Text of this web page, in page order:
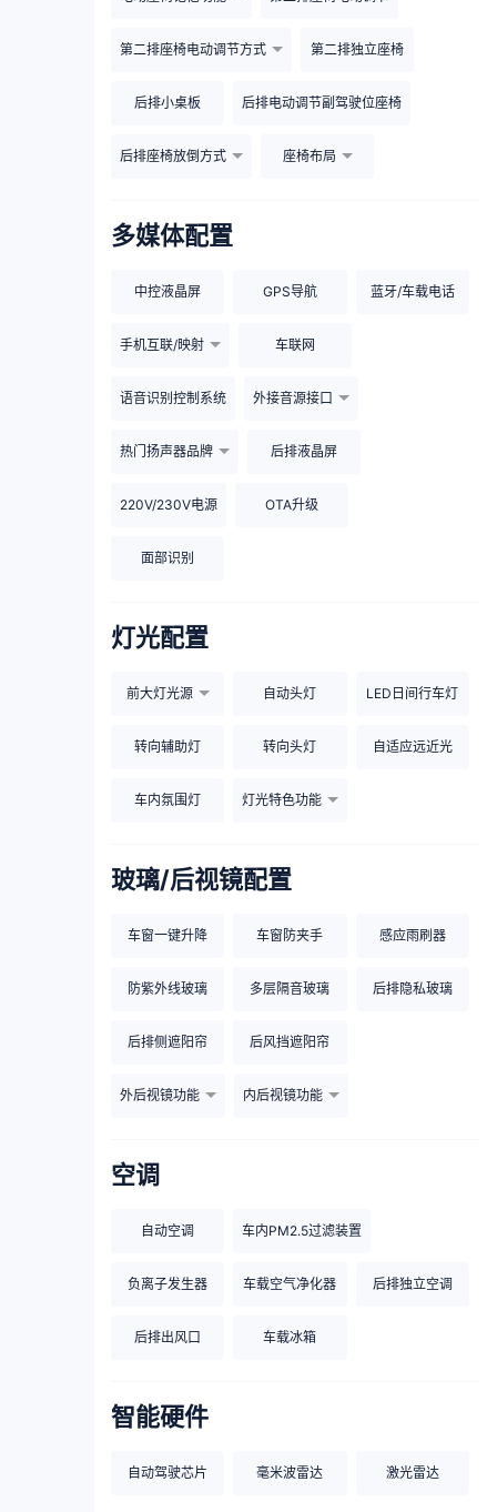
第二排座椅电动调节方式 第二排独立座椅
后排小桌板 后排电动调节副驾驶位座椅
后排座椅放倒方式 座椅布局
多媒体配置
中控液晶屏 GPS导航 蓝牙/车载电话
手机互联/映射 车联网
语音识别控制系统 外接音源接口
热门扬声器品牌 后排液晶屏
220V/230V电源 OTA升级
面部识别
灯光配置
前大灯光源 自动头灯 LED日间行车灯
转向辅助灯 转向头灯 自适应远近光
车内氛围灯 灯光特色功能
玻璃/后视镜配置
车窗一键升降 车窗防夹手 感应雨刷器
防紫外线玻璃 多层隔音玻璃 后排隐私玻璃
后排侧遮阳帘 后风挡遮阳帘
外后视镜功能 内后视镜功能
空调
自动空调 车内PM2.5过滤装置
负离子发生器 车载空气净化器 后排独立空调
后排出风口 车载冰箱
智能硬件
自动驾驶芯片 毫米波雷达 激光雷达